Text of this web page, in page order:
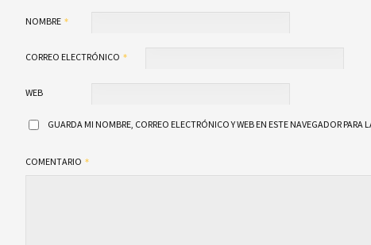
NOMBRE
CORREO ELECTRÓNICO
WEB
GUARDA MI NOMBRE, CORREO ELECTRÓNICO Y WEB EN ESTE NAVEGADOR PARA
COMENTARIO